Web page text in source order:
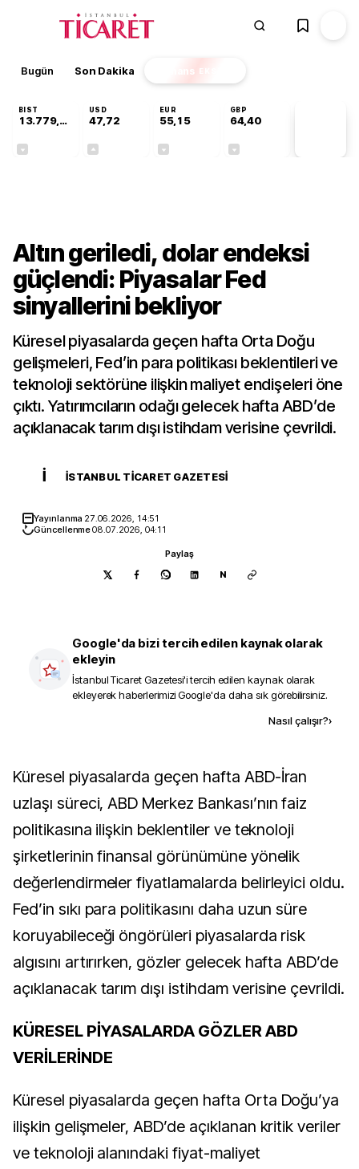
Bugün Son Dakika Finans EKSTRA
BIST
13.779,39
USD
47,72
EUR
55,15
GBP
64,40
Altın geriledi, dolar endeksi
güçlendi: Piyasalar Fed
sinyallerini bekliyor
Küresel piyasalarda geçen hafta Orta Doğu
gelişmeleri, Fed’in para politikası beklentileri ve
teknoloji sektörüne ilişkin maliyet endişeleri öne
çıktı. Yatırımcıların odağı gelecek hafta ABD’de
açıklanacak tarım dışı istihdam verisine çevrildi.
İ İSTANBUL TICARET GAZETESI
Yayınlanma 27.06.2026, 14:51
Güncellenme08.07.2026, 04:11
Paylaş
N
Google'da bizi tercih edilen kaynak olarak
ekleyin
İstanbul Ticaret Gazetesi'i tercih edilen kaynak olarak
ekleyerek haberlerimizi Google'da daha sık görebilirsiniz.
Nasıl çalışır?›
Küresel piyasalarda geçen hafta ABD-İran
uzlaşı süreci, ABD Merkez Bankası’nın faiz
politikasına ilişkin beklentiler ve teknoloji
şirketlerinin finansal görünümüne yönelik
değerlendirmeler fiyatlamalarda belirleyici oldu.
Fed’in sıkı para politikasını daha uzun süre
koruyabileceği öngörüleri piyasalarda risk
algısını artırırken, gözler gelecek hafta ABD’de
açıklanacak tarım dışı istihdam verisine çevrildi.
KÜRESEL PİYASALARDA GÖZLER ABD
VERİLERİNDE
Küresel piyasalarda geçen hafta Orta Doğu’ya
ilişkin gelişmeler, ABD’de açıklanan kritik veriler
ve teknoloji alanındaki fiyat-maliyet